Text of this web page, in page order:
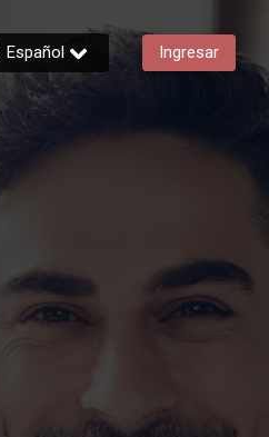
Español Ingresar